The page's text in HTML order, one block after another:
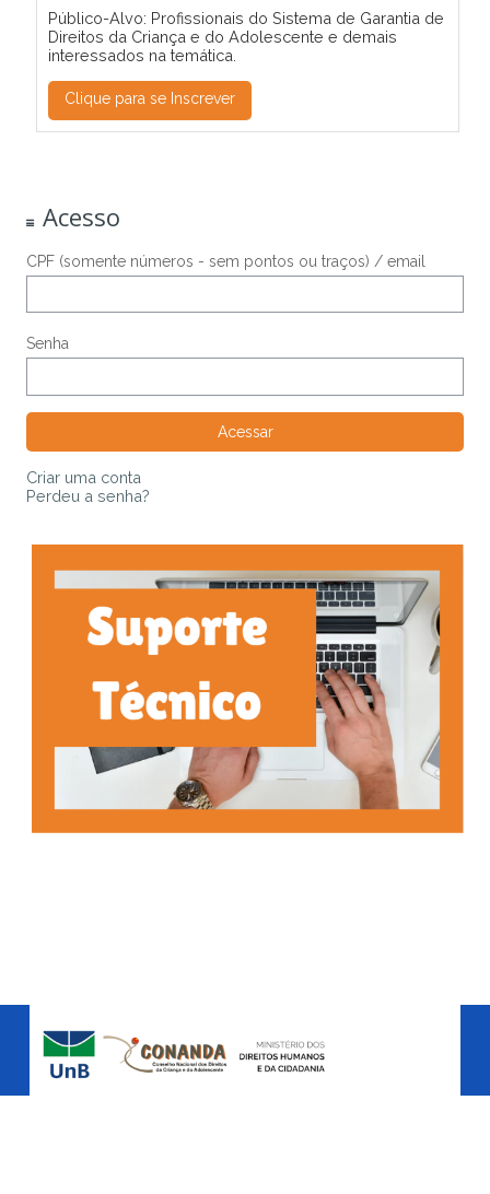
Público-Alvo: Profissionais do Sistema de Garantia de
Direitos da Criança e do Adolescente e demais
interessados na temática.
Clique para se Inscrever
Acesso
CPF (somente números - sem pontos ou traços) / email
Senha
Criar uma conta
Perdeu a senha?